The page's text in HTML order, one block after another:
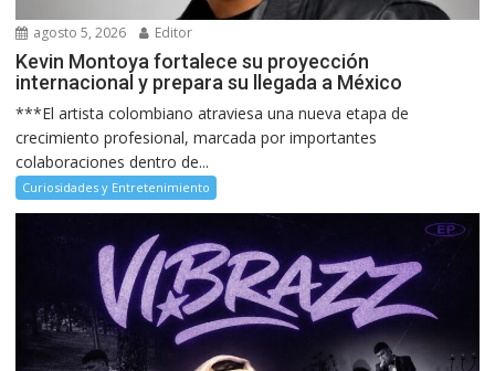
agosto 5, 2026 Editor
Kevin Montoya fortalece su proyección
internacional y prepara su llegada a México
***El artista colombiano atraviesa una nueva etapa de
crecimiento profesional, marcada por importantes
colaboraciones dentro de...
Curiosidades y Entretenimiento